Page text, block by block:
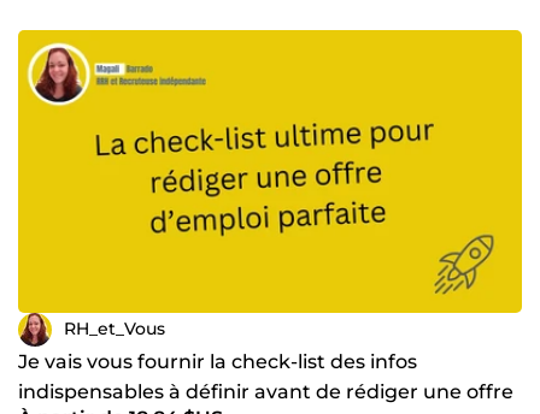
RH_et_Vous
Je vais vous fournir la check-list des infos
indispensables à définir avant de rédiger une offre